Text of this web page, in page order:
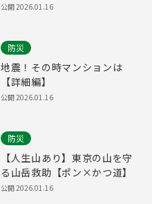
公開2026.01.16
防災
地震！その時マンションは
【詳細編】
公開2026.01.16
防災
【人生山あり】東京の山を守
る山岳救助【ポン×かつ道】
公開2026.01.16